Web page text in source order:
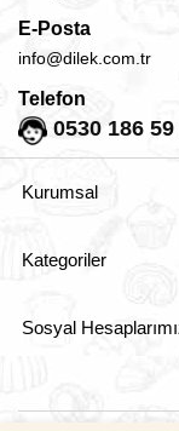
E-Posta
info@dilek.com.tr
Telefon
0530 186 59
Kurumsal
Hakkımızda
Teslimat Koşulları
Üyelik ve
Gizlilik ve
Kategoriler
Baklavalar
Börekler
Kurabiyeler
Sosyal
Twitter